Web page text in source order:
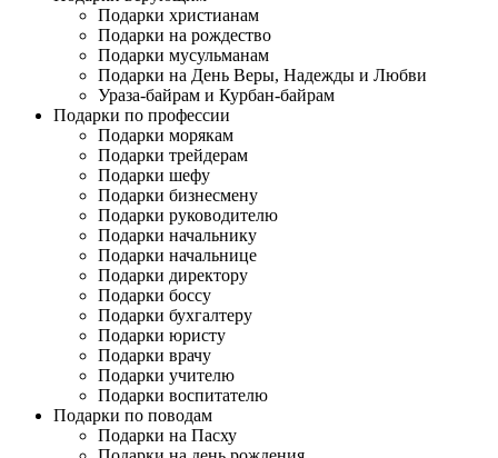
Подарки христианам
Подарки на рождество
Подарки мусульманам
Подарки на День Веры, Надежды и Любви
Ураза-байрам и Курбан-байрам
Подарки по профессии
Подарки морякам
Подарки трейдерам
Подарки шефу
Подарки бизнесмену
Подарки руководителю
Подарки начальнику
Подарки начальнице
Подарки директору
Подарки боссу
Подарки бухгалтеру
Подарки юристу
Подарки врачу
Подарки учителю
Подарки воспитателю
Подарки по поводам
Подарки на Пасху